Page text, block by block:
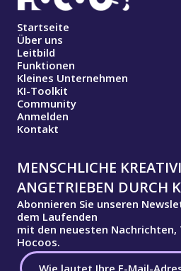
Startseite
Über uns
Leitbild
Funktionen
Kleines Unternehmen
KI-Toolkit
Community
Anmelden
Kontakt
MENSCHLICHE
ANGETRIEBEN DURCH
Abonnieren Sie unseren
dem Laufenden
mit den neuesten Nachrichten,
Hocoos.